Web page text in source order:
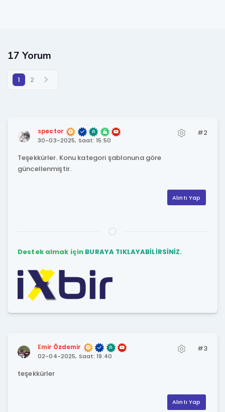
17 Yorum
1 2
spector
30-03-2025, Saat: 15:50
#2
Teşekkürler. Konu kategori şablonuna göre
güncellenmiştir.
Alıntı Yap
Destek almak için BURAYA TIKLAYABİLİRSİNİZ.
Emir Özdemir
02-04-2025, Saat: 19:40
#3
teşekkürler
Alıntı Yap